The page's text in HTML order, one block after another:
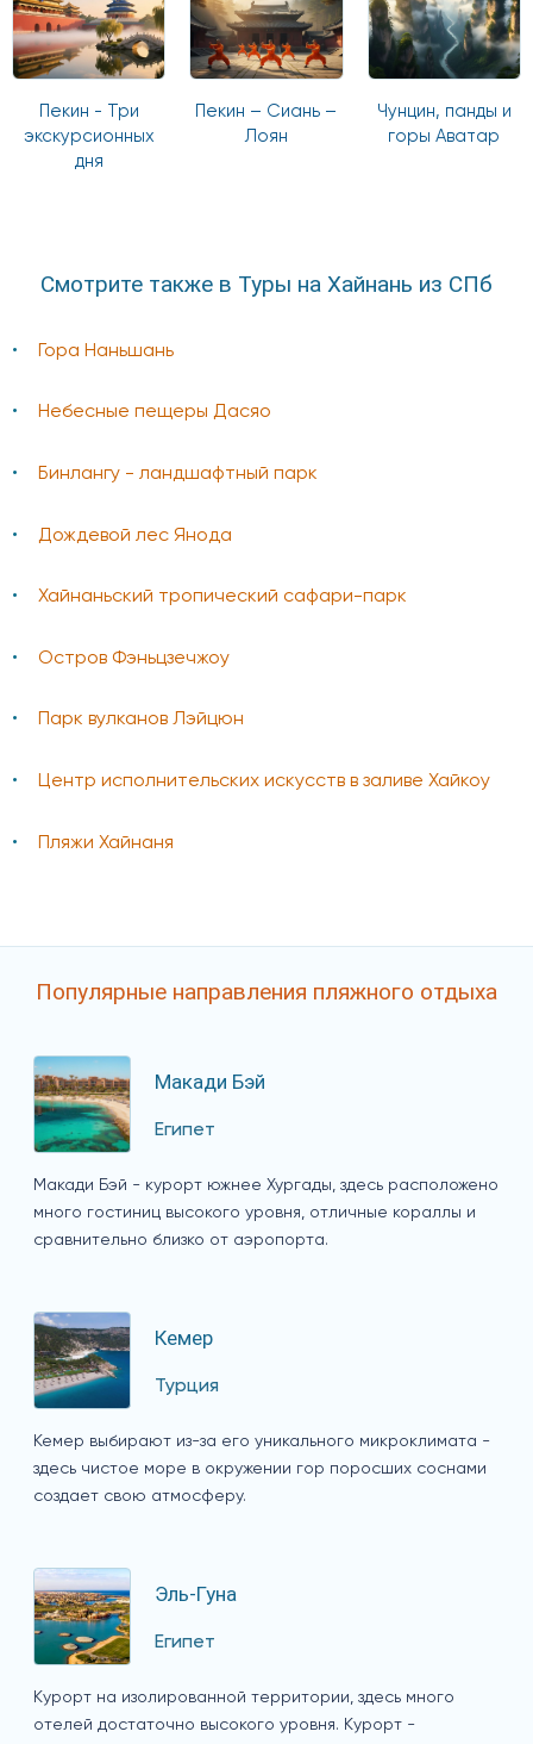
Пекин - Три
экскурсионных
дня
Пекин – Сиань –
Лоян
Чунцин, панды и
горы Аватар
Смотрите также в Туры на Хайнань из СПб
Гора Наньшань
Небесные пещеры Дасяо
Бинлангу - ландшафтный парк
Дождевой лес Янода
Хайнаньский тропический сафари-парк
Остров Фэньцзечжоу
Парк вулканов Лэйцюн
Центр исполнительских искусств в заливе Хайкоу
Пляжи Хайнаня
Популярные направления пляжного отдыха
Макади Бэй
Египет
Макади Бэй - курорт южнее Хургады, здесь расположено
много гостиниц высокого уровня, отличные кораллы и
сравнительно близко от аэропорта.
Кемер
Турция
Кемер выбирают из-за его уникального микроклимата -
здесь чистое море в окружении гор поросших соснами
создает свою атмосферу.
Эль-Гуна
Египет
Курорт на изолированной территории, здесь много
отелей достаточно высокого уровня. Курорт -